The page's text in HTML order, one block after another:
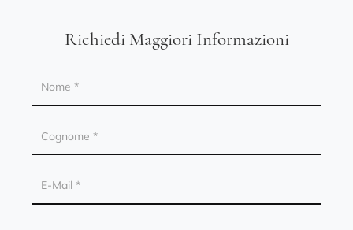
Richiedi Maggiori Informazioni